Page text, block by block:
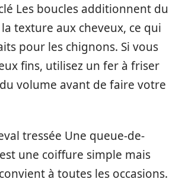
Les boucles additionnent du
texture aux cheveux, ce qui
pour les chignons. Si vous
fins, utilisez un fer à friser
volume avant de faire votre
tressée Une queue-de-
une coiffure simple mais
à toutes les occasions.